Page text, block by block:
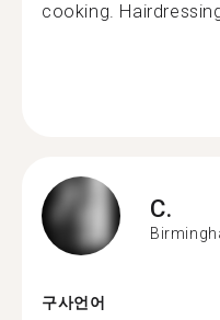
cooking.
C.
구사언어